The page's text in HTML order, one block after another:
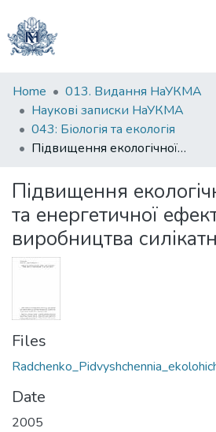
Communities
&
Collections
All of DSpace
Statistics
Home
013. Видання НаУКМА
Наукові записки НаУКМА
043: Біологія та екологія
Підвищення екологічної безпеки та енергетичної ефективності виробництва силікатної цегли
Підвищення
та енергетичної
виробництва
Files
Date
2005